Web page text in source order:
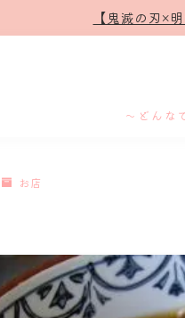
【鬼滅の刃×
～どんな
お店